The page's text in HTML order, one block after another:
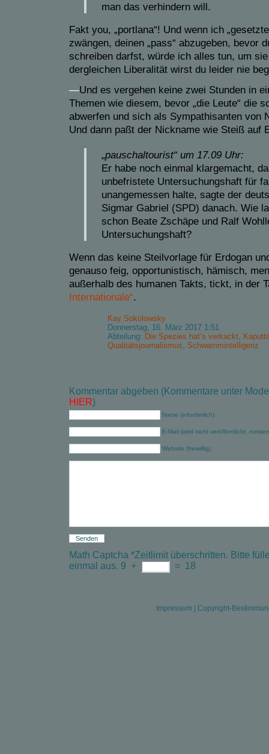
man das verhindern will.
Fakt you, „portlana“! Und wenn ich
zwängen, deinen „pass“ abzugeben, bevor
schreiben darfst, würde ich alles tun, um
dergleichen Liberalität wirst du leider nie
—Und es vergehen keine zwei Stunden in
Themen wie diesem, bevor „die Leute“ die
abwerfen und sich als Sympathisanten von
Und dann paßt der Nickname wie Steiß auf
„pauschaltourist“ um 17.09 Uhr:
Er habe noch einmal klargemacht,
unbefristete Untersuchungshaft für
unangemessen halte, sagte der
Sigmar Gabriel (SPD) danach. Wie
schon Beate Zschäpe und Ralf
Untersuchungshaft?
Wenn das keine Steilvorlage für Erdogan
genauso feig, opportunistisch, hämisch,
außerhalb des humanen Takts, tickt, in der
Internationale“.
Kay Sokolowsky
Donnerstag, 16. März 2017 1:51
Abteilung: Die Spezies hat‘s verkackt,
Qualitätsjournalismus, Schwammintelligenz
Kommentar abgeben (Kommentare unter
HIER)
Name (erforderlich)
E-Mail (wird nicht veröffentlicht,
Website (freiwillig)
Math Captcha *Zeitlimit überschritten. Bitte
einmal aus. 9 + = 18
Impressum Copyright-